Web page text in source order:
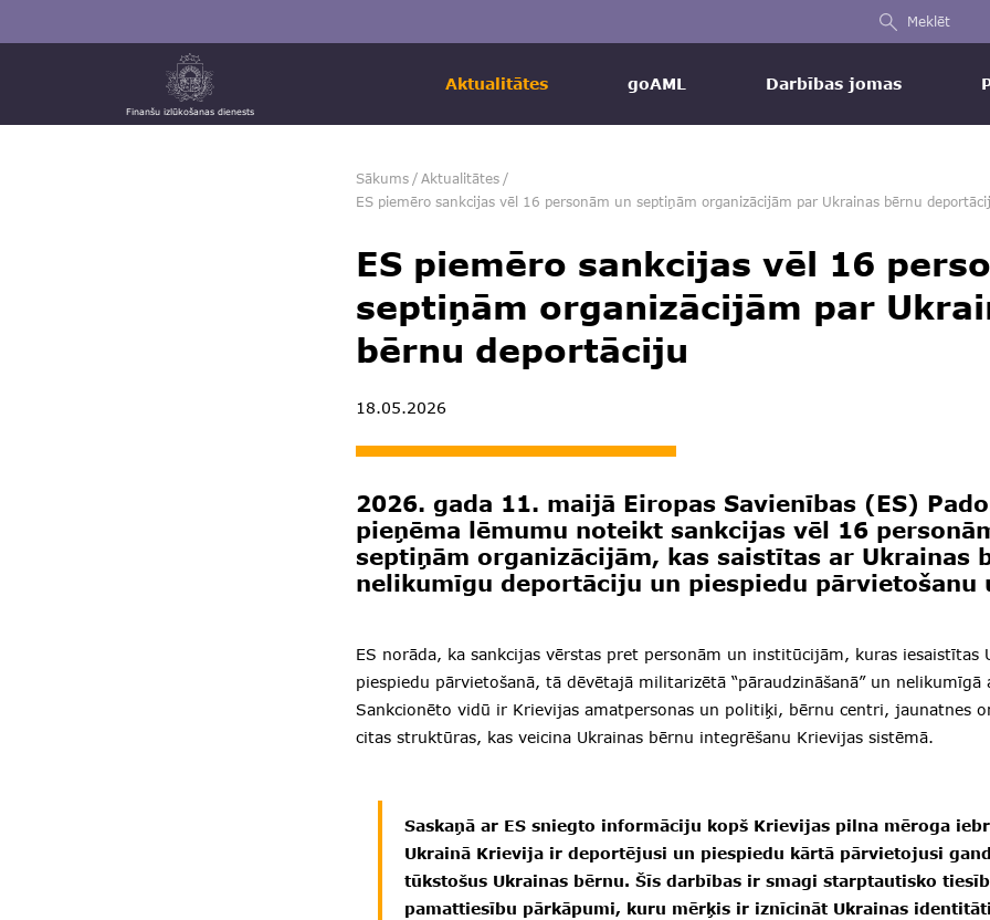
Meklēt
Finanšu izlūkošanas dienests
Aktualitātes goAML Darbības jomas
Sākums / Aktualitātes /
ES piemēro sankcijas vēl 16 personām un septiņām organizācijām par Ukrainas bērnu
ES piemēro sankcijas vēl 16
septiņām organizācijām par
bērnu deportāciju
18.05.2026
2026. gada 11. maijā Eiropas Savienības (ES)
pieņēma lēmumu noteikt sankcijas vēl 16
septiņām organizācijām, kas saistītas ar Ukrainas
nelikumīgu deportāciju un piespiedu pārvietošanu
ES norāda, ka sankcijas vērstas pret personām un institūcijām, kuras iesaistītas
piespiedu pārvietošanā, tā dēvētajā militarizētā “pāraudzināšanā” un nelikumīgā
Sankcionēto vidū ir Krievijas amatpersonas un politiķi, bērnu centri, jaunatnes
citas struktūras, kas veicina Ukrainas bērnu integrēšanu Krievijas sistēmā.
Saskaņā ar ES sniegto informāciju kopš Krievijas pilna mēroga
Ukrainā Krievija ir deportējusi un piespiedu kārtā pārvietojusi
tūkstošus Ukrainas bērnu. Šīs darbības ir smagi starptautisko
pamattiesību pārkāpumi, kuru mērķis ir iznīcināt Ukrainas